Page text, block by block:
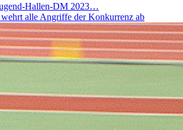
Hallen-DM 2023…
alle Angriffe der Konkurrenz ab